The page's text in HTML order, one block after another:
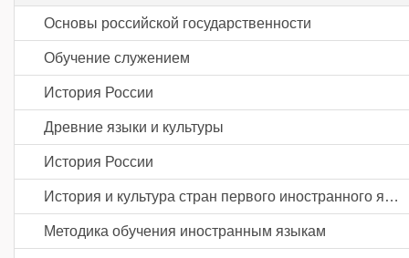
Основы российской государственности
Обучение служением
История России
Древние языки и культуры
История России
История и культура стран первого иностранного языка
Методика обучения иностранным языкам